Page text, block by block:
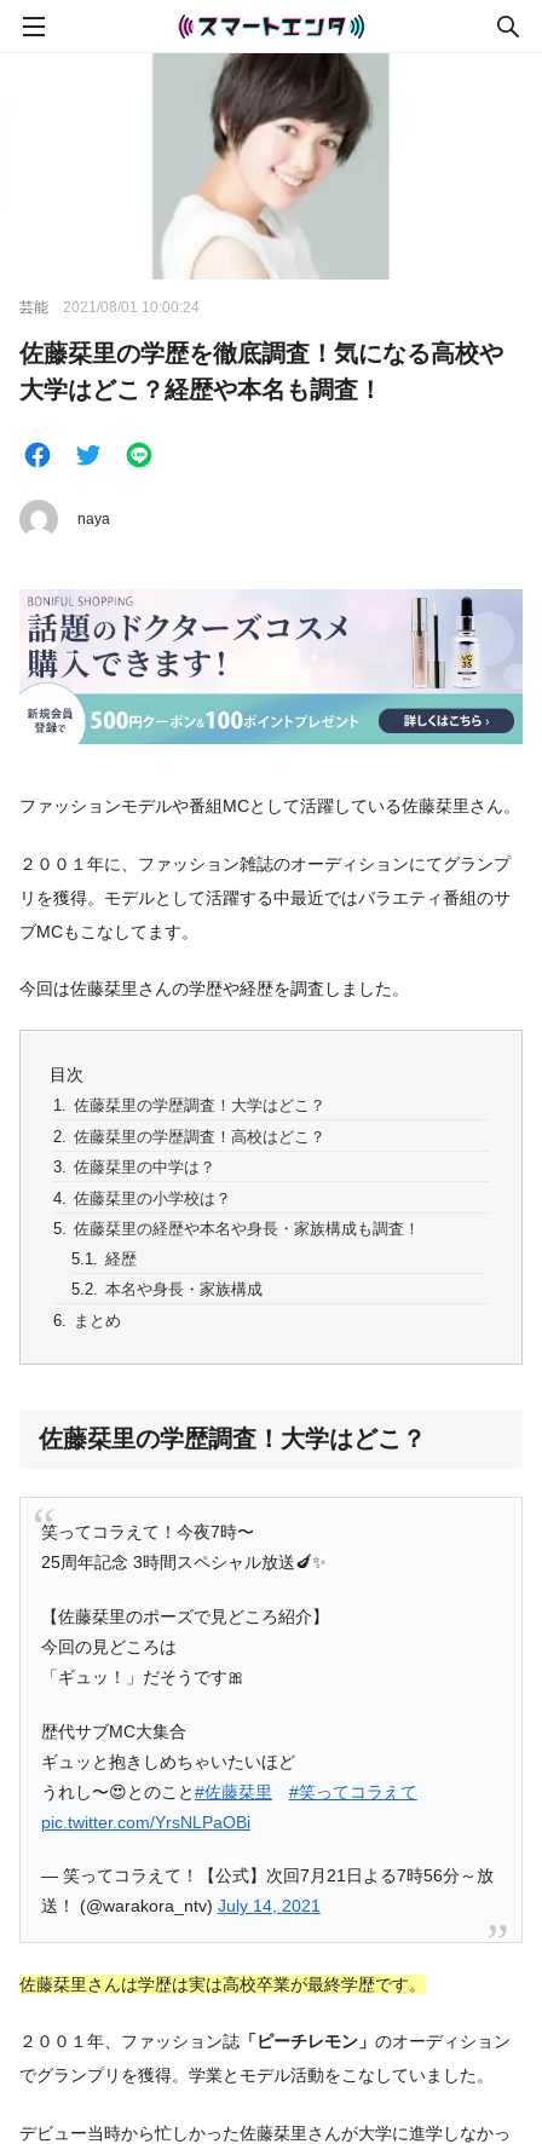
芸能 2021/08/01 10:00:24
佐藤栞里の学歴を徹底調査！気になる高校や
大学はどこ？経歴や本名も調査！
naya
ファッションモデルや番組MCとして活躍している佐藤栞里さん。
２００１年に、ファッション雑誌のオーディションにてグランプ
リを獲得。モデルとして活躍する中最近ではバラエティ番組のサ
ブMCもこなしてます。
今回は佐藤栞里さんの学歴や経歴を調査しました。
目次
佐藤栞里の学歴調査！大学はどこ？
佐藤栞里の学歴調査！高校はどこ？
佐藤栞里の中学は？
佐藤栞里の小学校は？
佐藤栞里の経歴や本名や身長・家族構成も調査！
経歴
本名や身長・家族構成
まとめ
佐藤栞里の学歴調査！大学はどこ？
笑ってコラえて！今夜7時〜
25周年記念 3時間スペシャル放送🍆✨
【佐藤栞里のポーズで見どころ紹介】
今回の見どころは
「ギュッ！」だそうです🎀
歴代サブMC大集合
ギュッと抱きしめちゃいたいほど
うれし〜😍とのこと#佐藤栞里
#笑ってコラえて
pic.twitter.com/YrsNLPaOBi
— 笑ってコラえて！【公式】次回7月21日よる7時56分～放
送！ (@warakora_ntv) July 14, 2021
佐藤栞里さんは学歴は実は高校卒業が最終学歴です。
２００１年、ファッション誌 「ピーチレモン」 のオーディション
でグランプリを獲得。学業とモデル活動をこなしていました。
デビュー当時から忙しかった佐藤栞里さんが大学に進学しなかっ